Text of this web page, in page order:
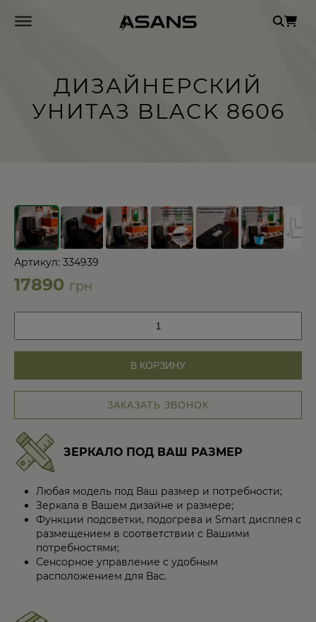
ДИЗАЙНЕРСКИЙ
УНИТАЗ BLACK 8606
← →
Артикул: 334939
17890 грн
Дизайнерский
В КОРЗИНУ
ЗАКАЗАТЬ ЗВОНОК
ЗЕРКАЛО ПОД ВАШ РАЗМЕР
Любая модель под Ваш размер и потребности;
Зеркала в Вашем дизайне и размере;
Функции подсветки, подогрева и Smart дисплея с
размещением в соответствии с Вашими
потребностями;
Сенсорное управление с удобным
расположением для Вас.